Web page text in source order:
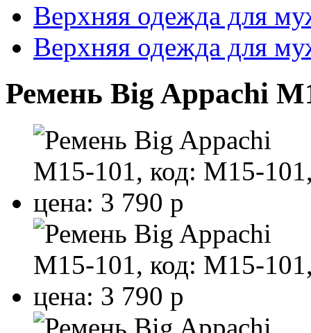
Верхняя одежда для
Верхняя одежда для
Ремень Big Appachi